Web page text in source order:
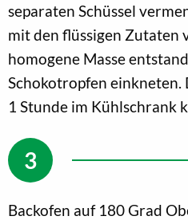
separaten Schüssel
mit den flüssigen Zutaten
homogene Masse
Schokotropfen einkneten.
1 Stunde im Kühlschrank
Backofen auf 180 Grad